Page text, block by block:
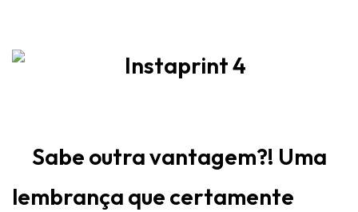
Sabe outra vantagem?! Uma
lembrança que certamente